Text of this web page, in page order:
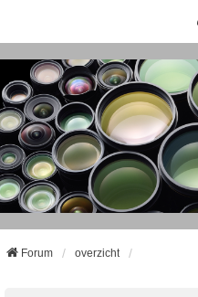
Forum overzicht